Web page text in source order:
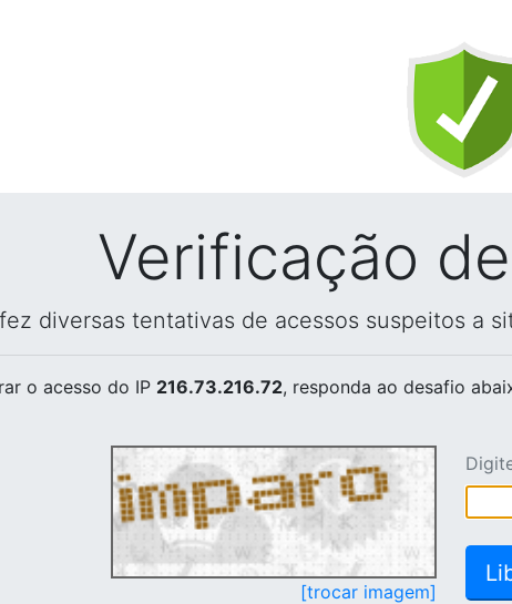
Verificação
diversas tentativas de acessos suspeitos a
o acesso do IP 216.73.216.72, responda ao desafio
[trocar imagem]